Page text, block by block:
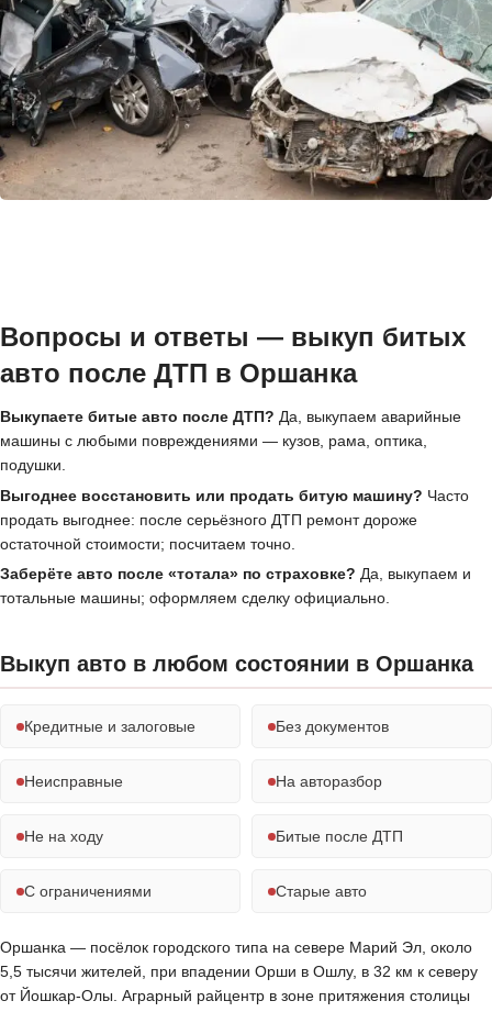
Вопросы и ответы — выкуп битых
авто после ДТП в Оршанка
Выкупаете битые авто после ДТП? Да, выкупаем аварийные
машины с любыми повреждениями — кузов, рама, оптика,
подушки.
Выгоднее восстановить или продать битую машину? Часто
продать выгоднее: после серьёзного ДТП ремонт дороже
остаточной стоимости; посчитаем точно.
Заберёте авто после «тотала» по страховке? Да, выкупаем и
тотальные машины; оформляем сделку официально.
Выкуп авто в любом состоянии в Оршанка
Кредитные и залоговые Без документов
Неисправные На авторазбор
Не на ходу Битые после ДТП
С ограничениями Старые авто
Оршанка — посёлок городского типа на севере Марий Эл, около
5,5 тысячи жителей, при впадении Орши в Ошлу, в 32 км к северу
от Йошкар-Олы. Аграрный райцентр в зоне притяжения столицы